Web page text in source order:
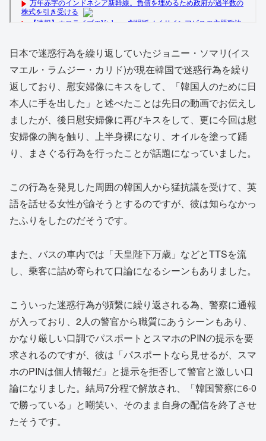
日本で迷惑行為を繰り返していたジョニー・ソマリ(イス
マエル・ラムジー・カリド)が現在韓国で迷惑行為を繰り
返しており、慰安婦像にキスをして、「韓国人のために日
本人に手を出した」と述べたことは先日の動画でお伝えし
ましたが、後日慰安婦像に再びキスをして、更に今回は慰
安婦像の胸を触り、上半身裸になり、オイルを塗って踊
り、まさぐる行為を行ったことが話題になっていました。
この行為を発見した周囲の韓国人から猛抗議を受けて、英
語を話せる女性が諭そうとするのですが、彼は知らなかっ
たふりをしたのだそうです。
また、バスの車内では「天皇陛下万歳」などとTTSを流
し、乗客に詰め寄られて口論になるシーンもありました。
こういった迷惑行為が頻繫に繰り返される為、警察に通報
が入っており、2人の警官から職質にあうシーンもあり、
かなり厳しい口調でパスポートとスマホのPINの提示を要
求されるのですが、彼は「パスポートなら見せるが、スマ
ホのPINは個人情報だ」と提示を拒否して警官と激しい口
論になりました。結局7分程で解放され、「韓国警察に6-0
で勝っている」と嘲笑い、そのまま自身の配信を終了させ
たそうです。